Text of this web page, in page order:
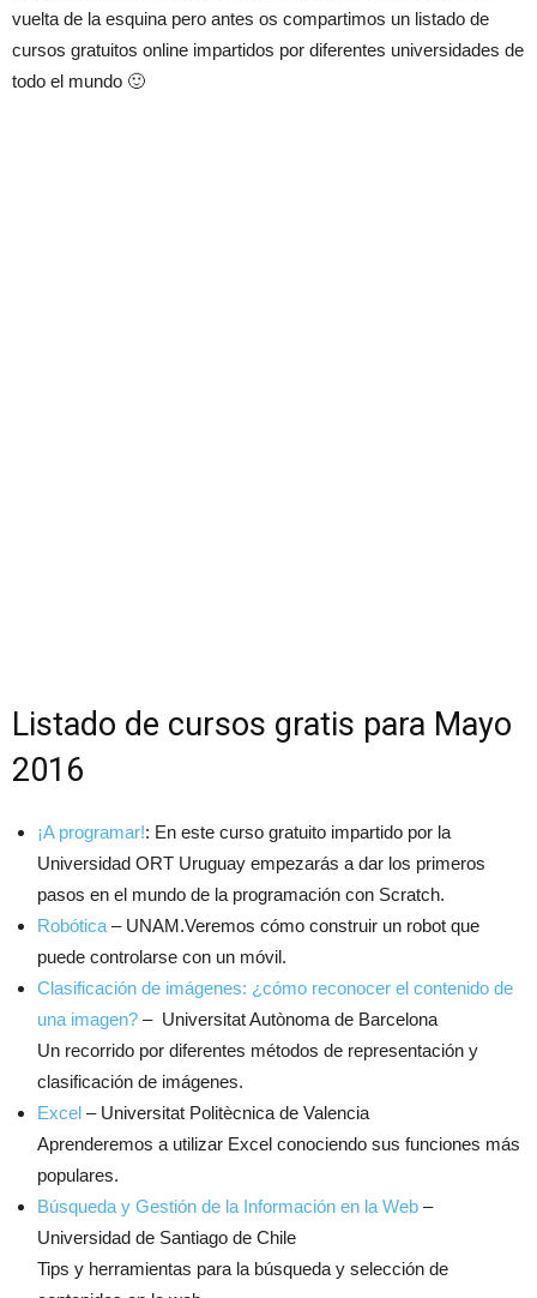
vuelta de la esquina pero antes os compartimos un listado de
cursos gratuitos online impartidos por diferentes universidades de
todo el mundo 🙂
Listado de cursos gratis para Mayo
2016
¡A programar!: En este curso gratuito impartido por la
Universidad ORT Uruguay empezarás a dar los primeros
pasos en el mundo de la programación con Scratch.
Robótica – UNAM.Veremos cómo construir un robot que
puede controlarse con un móvil.
Clasificación de imágenes: ¿cómo reconocer el contenido de
una imagen? – Universitat Autònoma de Barcelona
Un recorrido por diferentes métodos de representación y
clasificación de imágenes.
Excel – Universitat Politècnica de Valencia
Aprenderemos a utilizar Excel conociendo sus funciones más
populares.
Búsqueda y Gestión de la Información en la Web –
Universidad de Santiago de Chile
Tips y herramientas para la búsqueda y selección de